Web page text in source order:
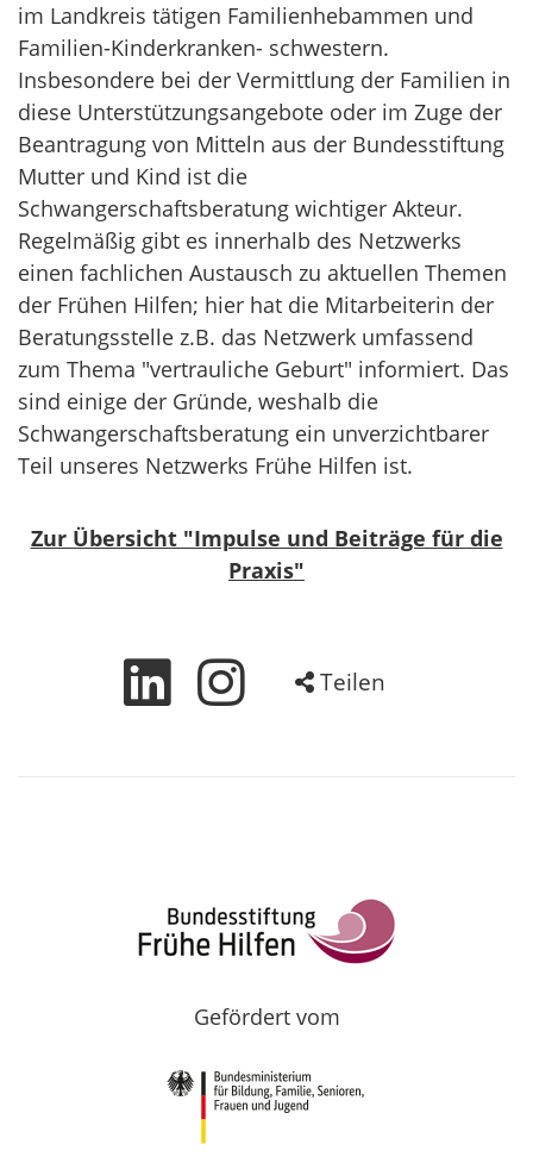
im Landkreis tätigen Familienhebammen und
Familien-Kinderkranken- schwestern.
Insbesondere bei der Vermittlung der Familien in
diese Unterstützungsangebote oder im Zuge der
Beantragung von Mitteln aus der Bundesstiftung
Mutter und Kind ist die
Schwangerschaftsberatung wichtiger Akteur.
Regelmäßig gibt es innerhalb des Netzwerks
einen fachlichen Austausch zu aktuellen Themen
der Frühen Hilfen; hier hat die Mitarbeiterin der
Beratungsstelle z.B. das Netzwerk umfassend
zum Thema "vertrauliche Geburt" informiert. Das
sind einige der Gründe, weshalb die
Schwangerschaftsberatung ein unverzichtbarer
Teil unseres Netzwerks Frühe Hilfen ist.
Zur Übersicht "Impulse und Beiträge für die
Praxis"
Teilen
Gefördert vom